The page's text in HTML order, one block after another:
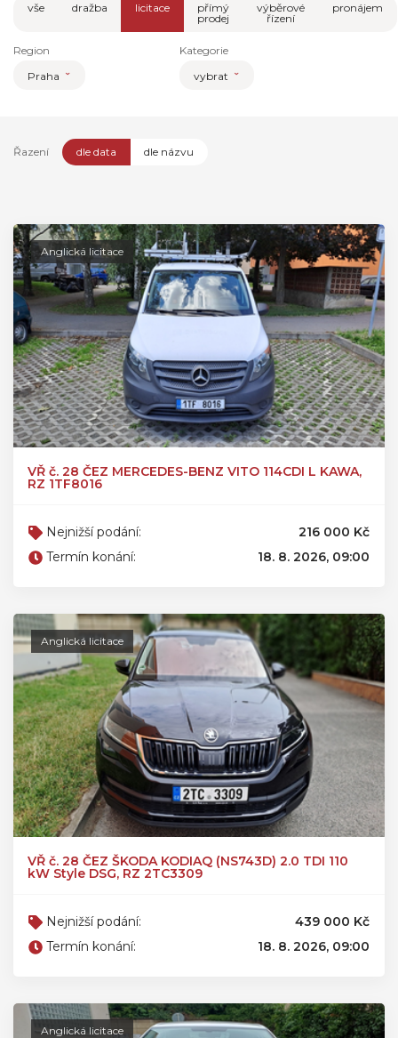
vše
dražba licitace
přímý
prodej
výběrové
řízení
pronájem
Region
Praha
Kategorie
vybrat
Řazení dle data dle názvu
Anglická licitace
VŘ č. 28 ČEZ MERCEDES-BENZ VITO 114CDI L KAWA,
RZ 1TF8016
Nejnižší podání:
216 000 Kč
Termín konání:
18. 8. 2026, 09:00
Anglická licitace
VŘ č. 28 ČEZ ŠKODA KODIAQ (NS743D) 2.0 TDI 110
kW Style DSG, RZ 2TC3309
Nejnižší podání:
439 000 Kč
Termín konání:
18. 8. 2026, 09:00
Anglická licitace